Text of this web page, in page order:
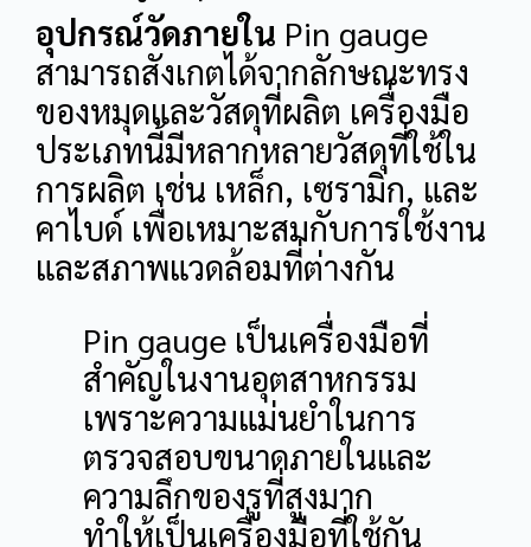
อุปกรณ์วัดภายใน Pin gauge
สามารถสังเกตได้จากลักษณะทรง
ของหมุดและวัสดุที่ผลิต เครื่องมือ
ประเภทนี้มีหลากหลายวัสดุที่ใช้ใน
การผลิต เช่น เหล็ก, เซรามิก, และ
คาไบด์ เพื่อเหมาะสมกับการใช้งาน
และสภาพแวดล้อมที่ต่างกัน
Pin gauge เป็นเครื่องมือที่
สำคัญในงานอุตสาหกรรม
เพราะความแม่นยำในการ
ตรวจสอบขนาดภายในและ
ความลึกของรูที่สูงมาก
ทำให้เป็นเครื่องมือที่ใช้กัน